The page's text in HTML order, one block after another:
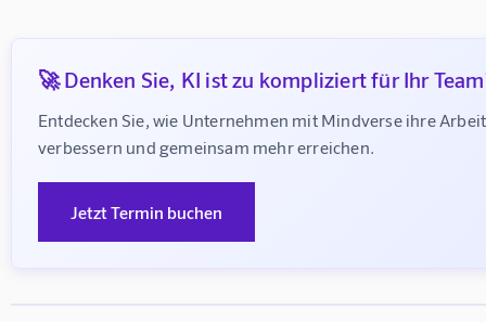
🚀 Denken Sie, KI ist zu kompliziert für Ihr
Entdecken Sie, wie Unternehmen mit Mindverse ihre
verbessern und gemeinsam mehr erreichen.
Jetzt Termin buchen